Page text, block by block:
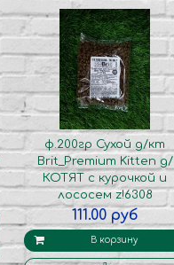
ф.200гр Сухой д/кт
Brit_Premium Kitten д/
КОТЯТ с курочкой и
лососем z!6308
111.00 руб
В корзину